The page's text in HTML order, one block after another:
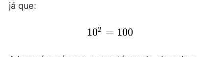
já que:
{{10}^2}=100
102 = 100